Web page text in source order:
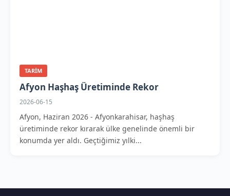
TARIM
Afyon Haşhaş Üretiminde Rekor
2026-06-15
Afyon, Haziran 2026 - Afyonkarahisar, haşhaş
üretiminde rekor kırarak ülke genelinde önemli bir
konumda yer aldı. Geçtiğimiz yılki...